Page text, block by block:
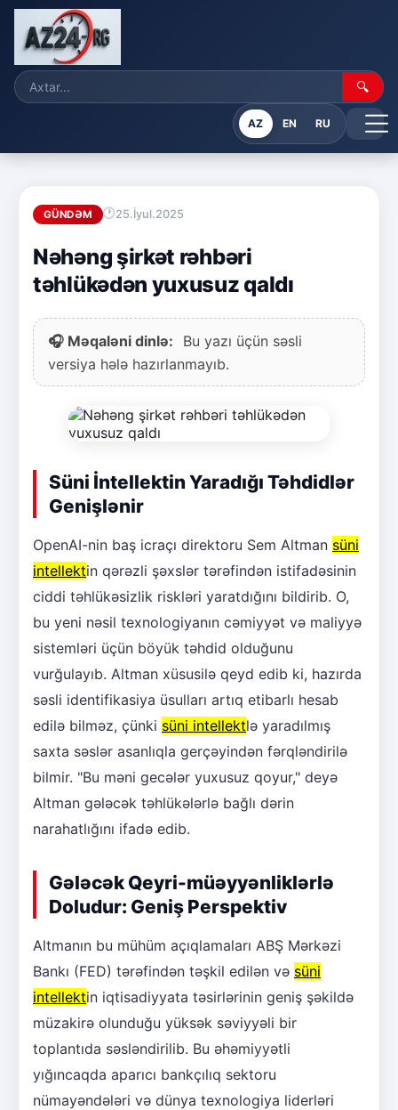
🔍
AZ EN RU
GÜNDƏM 25.İyul.2025
Nəhəng şirkət rəhbəri
təhlükədən yuxusuz qaldı
🎧 Məqaləni dinlə:
Bu yazı üçün səsli
versiya hələ hazırlanmayıb.
Süni İntellektin Yaradığı Təhdidlər
Genişlənir
OpenAI-nin baş icraçı direktoru Sem Altman süni
intellektin qərəzli şəxslər tərəfindən istifadəsinin
ciddi təhlükəsizlik riskləri yaratdığını bildirib. O,
bu yeni nəsil texnologiyanın cəmiyyət və maliyyə
sistemləri üçün böyük təhdid olduğunu
vurğulayıb. Altman xüsusilə qeyd edib ki, hazırda
səsli identifikasiya üsulları artıq etibarlı hesab
edilə bilməz, çünki süni intellektlə yaradılmış
saxta səslər asanlıqla gerçəyindən fərqləndirilə
bilmir. "Bu məni gecələr yuxusuz qoyur," deyə
Altman gələcək təhlükələrlə bağlı dərin
narahatlığını ifadə edib.
Gələcək Qeyri-müəyyənliklərlə
Doludur: Geniş Perspektiv
Altmanın bu mühüm açıqlamaları ABŞ Mərkəzi
Bankı (FED) tərəfindən təşkil edilən və süni
intellektin iqtisadiyyata təsirlərinin geniş şəkildə
müzakirə olunduğu yüksək səviyyəli bir
toplantıda səsləndirilib. Bu əhəmiyyətli
yığıncaqda aparıcı bankçılıq sektoru
nümayəndələri və dünya texnologiya liderləri